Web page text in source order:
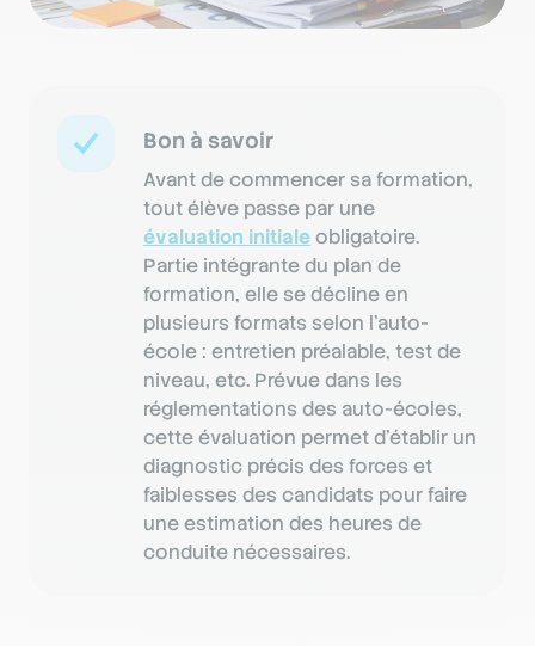
Bon à savoir
Avant de commencer sa formation,
tout élève passe par une
évaluation initialeobligatoire.
Partie intégrante du plan de
formation, elle se décline en
plusieurs formats selon l’auto-
école : entretien préalable, test de
niveau, etc. Prévue dans les
réglementations des auto-écoles,
cette évaluation permet d’établir un
diagnostic précis des forces et
faiblesses des candidats pour faire
une estimation des heures de
conduite nécessaires.